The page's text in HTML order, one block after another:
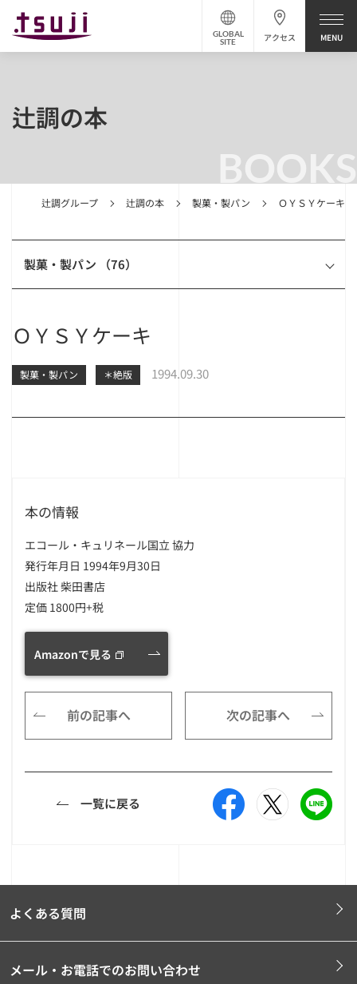
アクセス
GLOBAL
SITE
BOOKS
辻調グループ 辻調の本 製菓・製パン ＯＹＳＹケーキ
辻調の本
製菓・製パン （76）
ＯＹＳＹケーキ
製菓・製パン ＊絶版 1994.09.30
本の情報
エコール・キュリネール国立 協力
発行年月日 1994年9月30日
出版社 柴田書店
定価 1800円+税
Amazonで見る
前の記事へ 次の記事へ
一覧に戻る
よくある質問
メール・お電話でのお問い合わせ